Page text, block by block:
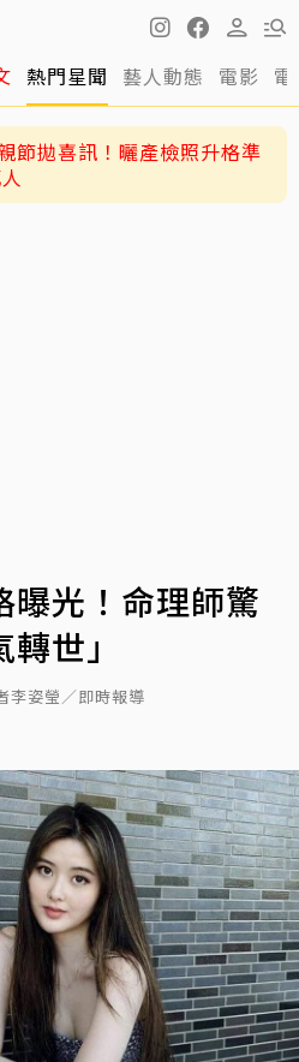
熱門星聞 藝人動態 電影
節拋喜訊！曬產檢照升格準
曝光！命理師驚
世」
李姿瑩／即時報導